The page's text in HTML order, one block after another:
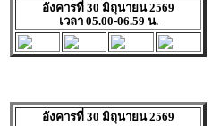
อังคารที่ 30 มิถุนายน 2569
เวลา 05.00-06.59 น.
อังคารที่ 30 มิถุนายน 2569